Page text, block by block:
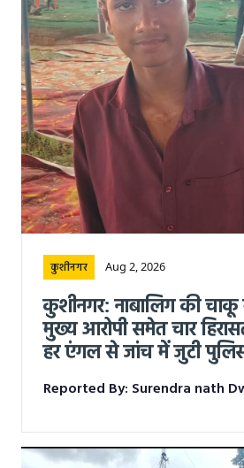
कुशीनगर Aug 2, 2026
कुशीनगर: नाबालिग की चाकू
मुख्य आरोपी समेत चार
हर एंगल से जांच में जुटी
Reported By: Surendra nath